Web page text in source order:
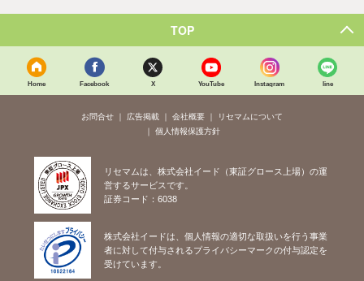
TOP
Home Facebook X YouTube Instagram line
お問合せ 広告掲載 会社概要
リセマムについて
個人情報保護方針
リセマムは、株式会社イード（東証グロース上場）の運
営するサービスです。
証券コード：6038
株式会社イードは、個人情報の適切な取扱いを行う事業
者に対して付与されるプライバシーマークの付与認定を
受けています。